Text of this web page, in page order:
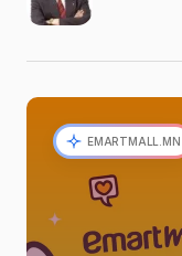
EMARTMALL.MN